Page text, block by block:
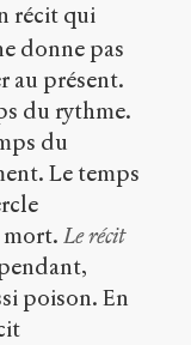
récit qui
donne pas
au présent.
du rythme.
du
Le temps
mort. Le récit
poison. En